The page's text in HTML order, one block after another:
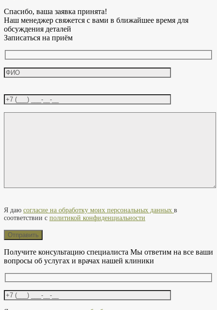
Спасибо, ваша заявка принята!
Наш менеджер свяжется с вами в ближайшее время для
обсуждения деталей
Записаться на приём
Я даю согласие на обработку моих персональных данных в
соответствии с политикой конфиденциальности
Получите консультацию специалиста Мы ответим на все ваши
вопросы об услугах и врачах нашей клиники